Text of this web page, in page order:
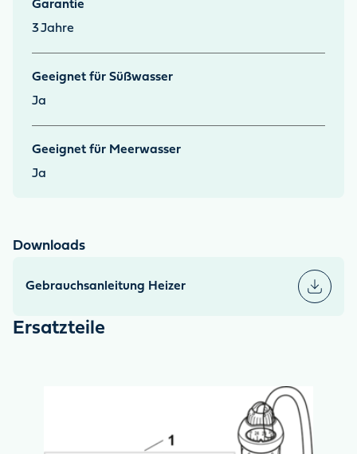
Garantie
3Jahre
Geeignet für Süßwasser
Ja
Geeignet für Meerwasser
Ja
Downloads
Gebrauchsanleitung Heizer
Ersatzteile